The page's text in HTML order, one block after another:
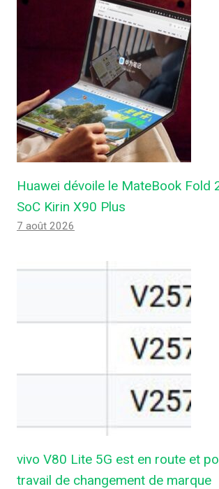
Huawei dévoile le MateBook Fold
SoC Kirin X90 Plus
7 août 2026
vivo V80 Lite 5G est en route et
travail de changement de marque